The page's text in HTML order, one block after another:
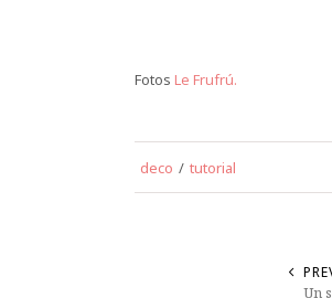
Fotos Le Frufrú.
deco / tutorial
Un